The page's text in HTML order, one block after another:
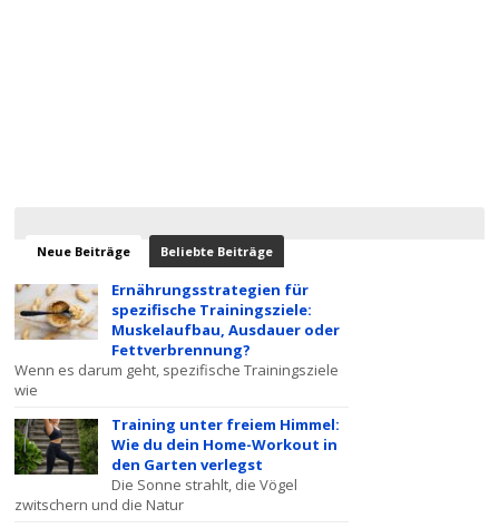
Neue Beiträge Beliebte Beiträge
Ernährungsstrategien für
spezifische Trainingsziele:
Muskelaufbau, Ausdauer oder
Fettverbrennung?
Wenn es darum geht, spezifische Trainingsziele
wie
Training unter freiem Himmel:
Wie du dein Home-Workout in
den Garten verlegst
Die Sonne strahlt, die Vögel
zwitschern und die Natur